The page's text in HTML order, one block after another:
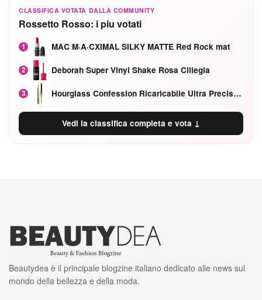
CLASSIFICA VOTATA DALLA COMMUNITY
Rossetto Rosso: i piu votati
1 MAC M·A·CXIMAL SILKY MATTE Red Rock mat
2 Deborah Super Vinyl Shake Rosa Ciliegia
3 Hourglass Confession Ricaricabile Ultra Preciso Ad Alta Intensità Secretly Classic Red
Vedi la classifica completa e vota ↓
Beautydea è il principale blogzine italiano dedicato alle news sul
mondo della bellezza e della moda.